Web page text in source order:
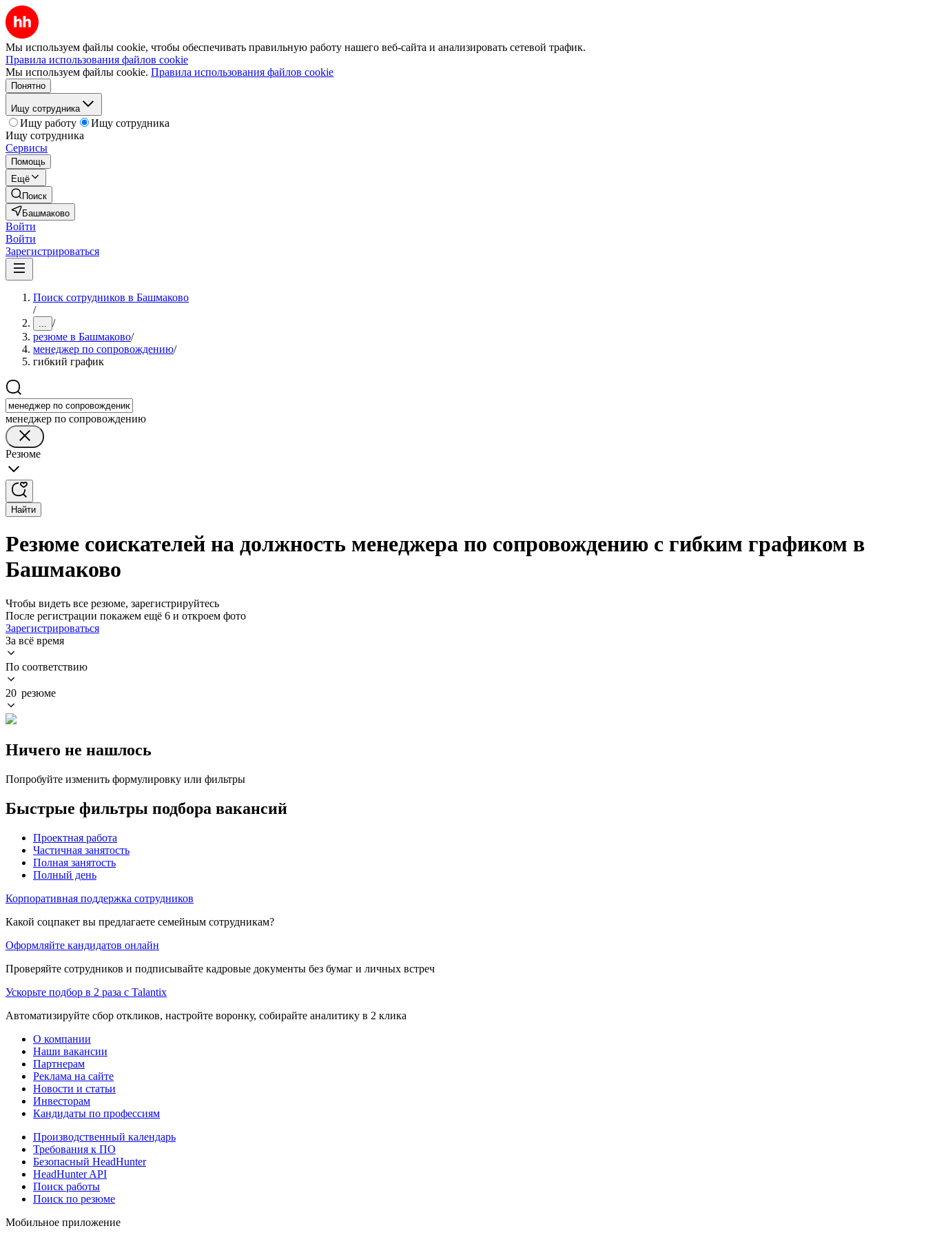
Мы используем файлы cookie, чтобы обеспечивать правильную работу нашего веб-сайта и анализировать сетевой трафик.
Правила использования файлов cookie
Мы используем файлы cookie. Правила использования файлов cookie
Понятно
Ищу сотрудника
Ищу работу
Ищу сотрудника
Ищу сотрудника
Сервисы
Помощь
Ещё
Поиск
Башмаково
Войти
Войти
Зарегистрироваться
Поиск сотрудников в Башмаково
/
... /
резюме в Башмаково/
менеджер по сопровождению/
гибкий график
менеджер по сопровождению
Резюме
Найти
Резюме соискателей на должность менеджера по сопровождению с гибким графиком в
Башмаково
Чтобы видеть все резюме, зарегистрируйтесь
После регистрации покажем ещё 6 и откроем фото
Зарегистрироваться
За всё время
По соответствию
20 резюме
Ничего не нашлось
Попробуйте изменить формулировку или фильтры
Быстрые фильтры подбора вакансий
Проектная работа
Частичная занятость
Полная занятость
Полный день
Корпоративная поддержка сотрудников
Какой соцпакет вы предлагаете семейным сотрудникам?
Оформляйте кандидатов онлайн
Проверяйте сотрудников и подписывайте кадровые документы без бумаг и личных встреч
Ускорьте подбор в 2 раза с Talantix
Автоматизируйте сбор откликов, настройте воронку, собирайте аналитику в 2 клика
О компании
Наши вакансии
Партнерам
Реклама на сайте
Новости и статьи
Инвесторам
Кандидаты по профессиям
Производственный календарь
Требования к ПО
Безопасный HeadHunter
HeadHunter API
Поиск работы
Поиск по резюме
Мобильное приложение